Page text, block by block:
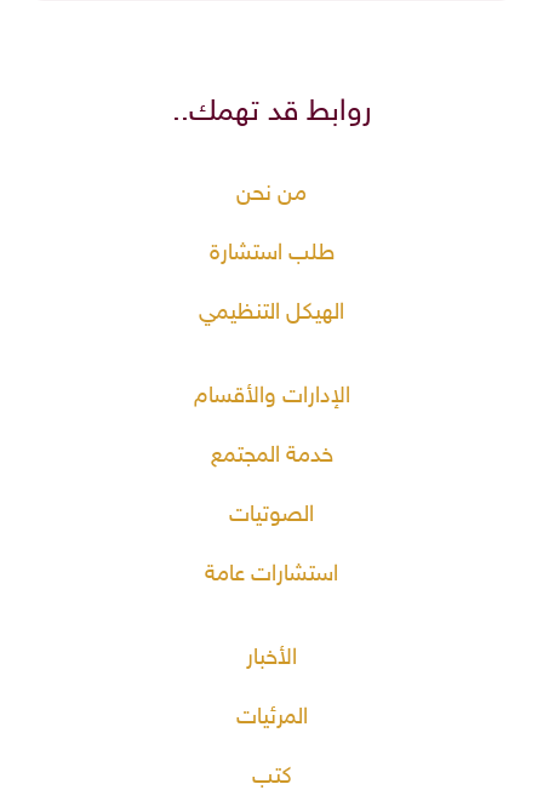
روابط قد تهمك..
من نحن
طلب استشارة
الهيكل التنظيمي
الإدارات والأقسام
خدمة المجتمع
الصوتيات
استشارات عامة
الأخبار
المرئيات
كتب